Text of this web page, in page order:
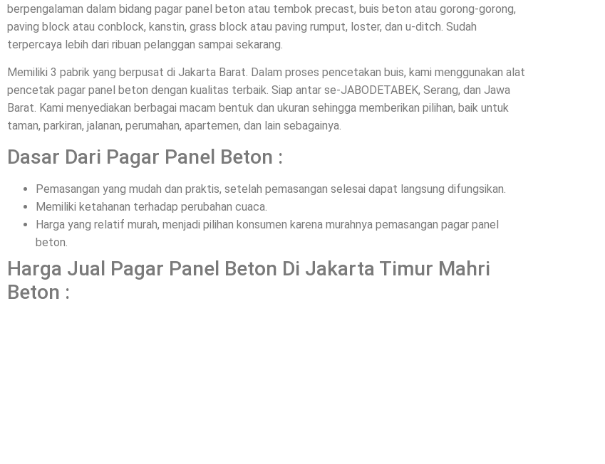
berpengalaman dalam bidang pagar panel beton atau tembok precast, buis beton atau gorong-gorong,
paving block atau conblock, kanstin, grass block atau paving rumput, loster, dan u-ditch. Sudah
terpercaya lebih dari ribuan pelanggan sampai sekarang.
Memiliki 3 pabrik yang berpusat di Jakarta Barat. Dalam proses pencetakan buis, kami menggunakan alat
pencetak pagar panel beton dengan kualitas terbaik. Siap antar se-JABODETABEK, Serang, dan Jawa
Barat. Kami menyediakan berbagai macam bentuk dan ukuran sehingga memberikan pilihan, baik untuk
taman, parkiran, jalanan, perumahan, apartemen, dan lain sebagainya.
Dasar Dari Pagar Panel Beton :
Pemasangan yang mudah dan praktis, setelah pemasangan selesai dapat langsung difungsikan.
Memiliki ketahanan terhadap perubahan cuaca.
Harga yang relatif murah, menjadi pilihan konsumen karena murahnya pemasangan pagar panel
beton.
Harga Jual Pagar Panel Beton Di Jakarta Timur Mahri
Beton :